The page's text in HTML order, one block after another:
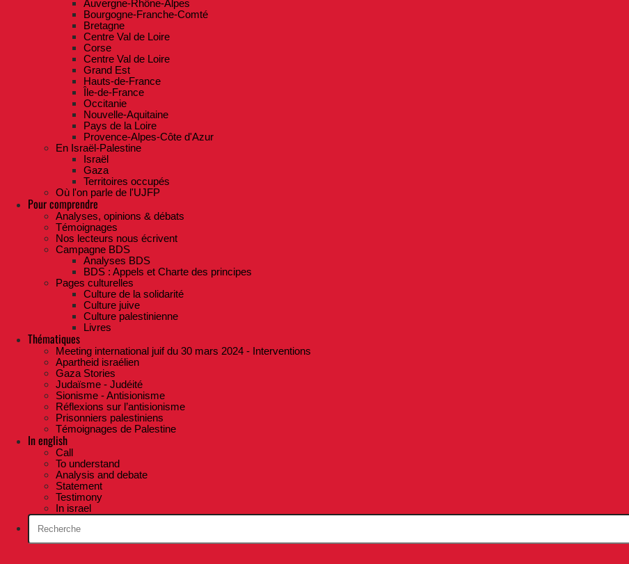
Auvergne-Rhône-Alpes
Bourgogne-Franche-Comté
Bretagne
Centre Val de Loire
Corse
Centre Val de Loire
Grand Est
Hauts-de-France
Île-de-France
Occitanie
Nouvelle-Aquitaine
Pays de la Loire
Provence-Alpes-Côte d'Azur
En Israël-Palestine
Israël
Gaza
Territoires occupés
Où l'on parle de l'UJFP
Pour comprendre
Analyses, opinions & débats
Témoignages
Nos lecteurs nous écrivent
Campagne BDS
Analyses BDS
BDS : Appels et Charte des principes
Pages culturelles
Culture de la solidarité
Culture juive
Culture palestinienne
Livres
Thématiques
Meeting international juif du 30 mars 2024 - Interventions
Apartheid israélien
Gaza Stories
Judaïsme - Judéité
Sionisme - Antisionisme
Réflexions sur l’antisionisme
Prisonniers palestiniens
Témoignages de Palestine
In english
Call
To understand
Analysis and debate
Statement
Testimony
In israel